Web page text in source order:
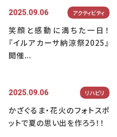
2025.09.06 アクティビティ
笑顔と感動に満ちた一日！
『イルアカーサ納涼祭2025』
開催...
2025.09.06 リハビリ
かざぐるま・花火のフォトスポ
ットで夏の思い出を作ろう！！